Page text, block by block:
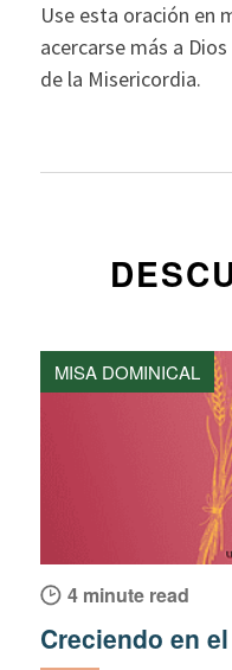
Use esta oración en
acercarse más a
de la Misericordia.
MISA DOMINICAL
4 minute read
Creciendo en